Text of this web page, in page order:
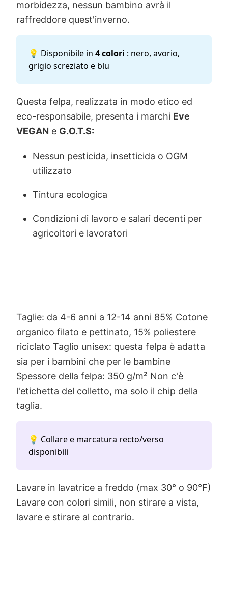
morbidezza, nessun bambino avrà il
raffreddore quest'inverno.
💡 Disponibile in 4 colori : nero, avorio,
grigio screziato e blu
Questa felpa, realizzata in modo etico ed
eco-responsabile, presenta i marchi Eve
VEGAN e G.O.T.S:
Nessun pesticida, insetticida o OGM
utilizzato
Tintura ecologica
Condizioni di lavoro e salari decenti per
agricoltori e lavoratori
Taglie: da 4-6 anni a 12-14 anni 85% Cotone
organico filato e pettinato, 15% poliestere
riciclato Taglio unisex: questa felpa è adatta
sia per i bambini che per le bambine
Spessore della felpa: 350 g/m² Non c'è
l'etichetta del colletto, ma solo il chip della
taglia.
💡 Collare e marcatura recto/verso
disponibili
Lavare in lavatrice a freddo (max 30° o 90°F)
Lavare con colori simili, non stirare a vista,
lavare e stirare al contrario.